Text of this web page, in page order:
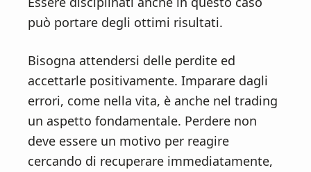
può portare degli ottimi risultati.
Bisogna attendersi delle perdite ed
accettarle positivamente. Imparare dagli
errori, come nella vita, è anche nel trading
un aspetto fondamentale. Perdere non
deve essere un motivo per reagire
cercando di recuperare immediatamente,